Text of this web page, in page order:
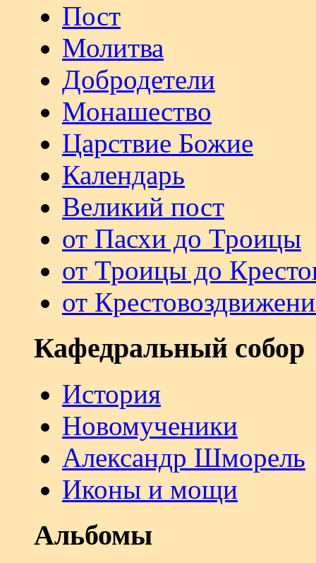
Пост
Молитва
Добродетели
Монашество
Царствие Божие
Календарь
Великий пост
от Пасхи до Троицы
от Троицы до
от
Кафедральный собор
История
Новомученики
Александр Шморель
Иконы и мощи
Альбомы